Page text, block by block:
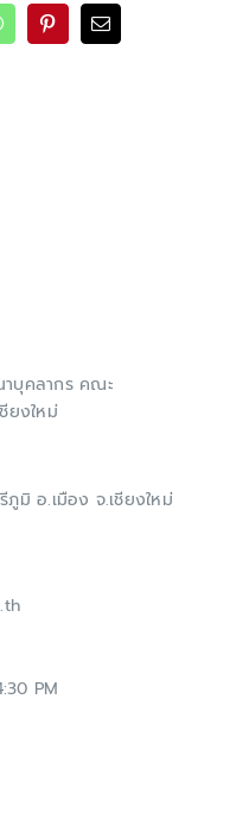
PinterestEmail
บุคลากร คณะ
ยงใหม่
ภูมิ อ.เมือง จ.เชียงใหม่
PM